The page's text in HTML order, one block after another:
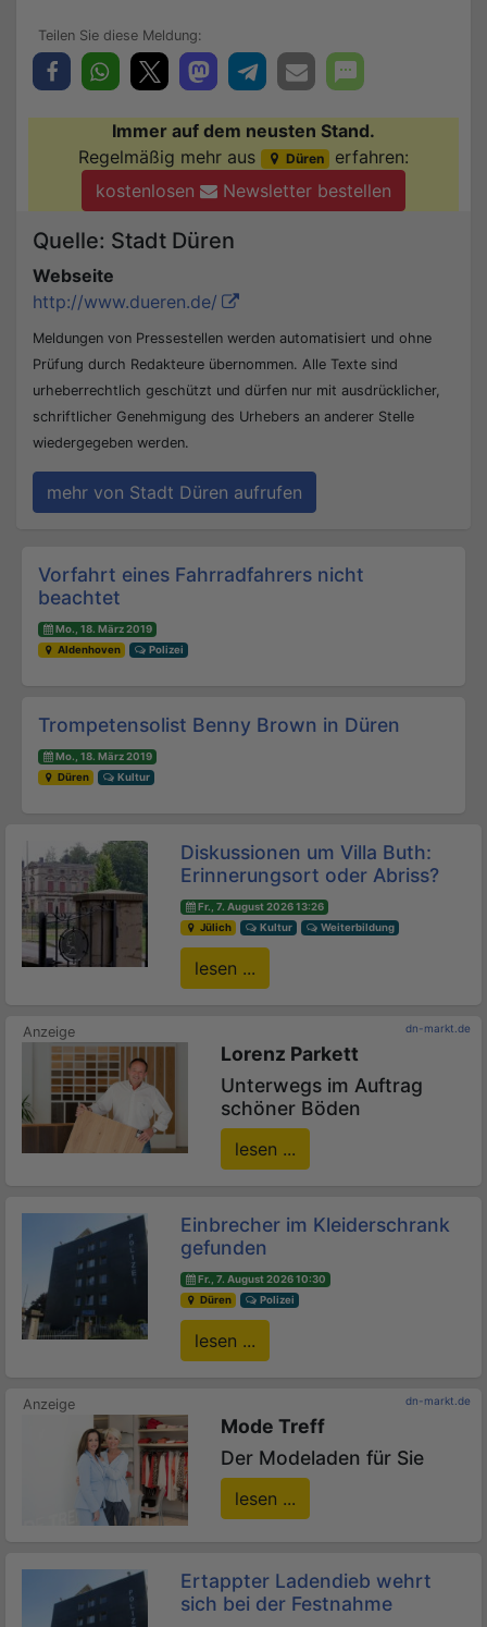
Immer auf dem neusten Stand.
Regelmäßig mehr aus
Düren
erfahren:
kostenlosen
Newsletter bestellen
Quelle: Stadt Düren
Webseite
http://www.dueren.de/
Meldungen von Pressestellen werden automatisiert und ohne
Prüfung durch Redakteure übernommen. Alle Texte sind
urheberrechtlich geschützt und dürfen nur mit ausdrücklicher,
schriftlicher Genehmigung des Urhebers an anderer Stelle
wiedergegeben werden.
mehr von Stadt Düren aufrufen
Beitrags-Navigation
Vorfahrt eines Fahrradfahrers nicht
beachtet
Mo., 18. März 2019
Aldenhoven
Polizei
Trompetensolist Benny Brown in Düren
Mo., 18. März 2019
Düren
Kultur
Diskussionen um Villa Buth:
Erinnerungsort oder Abriss?
Fr., 7. August 2026 13:26
Jülich
Kultur Weiterbildung
lesen ...
dn-markt.de
Lorenz Parkett
Unterwegs im Auftrag
schöner Böden
lesen ...
Einbrecher im Kleiderschrank
gefunden
Fr., 7. August 2026 10:30
Düren
Polizei
lesen ...
dn-markt.de
Mode Treff
Der Modeladen für Sie
lesen ...
Ertappter Ladendieb wehrt
sich bei der Festnahme